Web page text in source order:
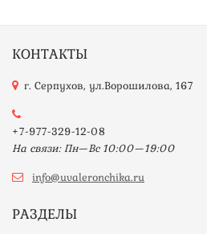
КОНТАКТЫ
г. Серпухов, ул.Ворошилова, 167
+7-977-329-12-08
На связи: Пн—Вс 10:00—19:00
info@uvaleronchika.ru
РАЗДЕЛЫ